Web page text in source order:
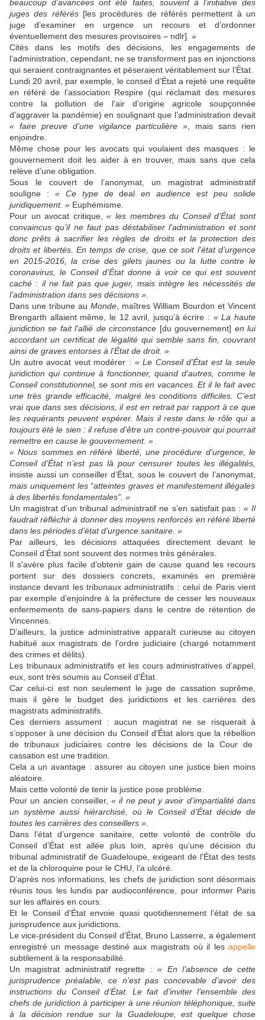
beaucoup d’avancées ont été faites, souvent à l’initiative des
juges des référés [les procédures de référés permettent à un
juge d’examiner en urgence un recours et d’ordonner
éventuellement des mesures provisoires – ndlr] . »
Cités dans les motifs des décisions, les engagements de
l’administration, cependant, ne se transforment pas en injonctions
qui seraient contraignantes et pèseraient véritablement sur l’État.
L undi 20 avril, par exemple, le conseil d’État a rejeté une requête
en référé de l’association Respire (qui réclamait des mesures
contre la pollution de l’air d’origine agricole soupçonnée
d’aggraver la pandémie) en soulignant que l’administration devait
« faire preuve d’une vigilance particulière » , mais sans rien
enjoindre.
Même chose pour les avocats qui voulaient des masques : le
gouvernement doit les aider à en trouver, mais sans que cela
relève d’une obligation.
Sous le couvert de l’anonymat, un magistrat administratif
souligne : « Ce type dedeal en audience est peu solide
juridiquement. » Euphémisme.
Pour unavocat critique,«les membres du Conseil d’Étatsont
convaincus qu’il ne faut pas déstabiliser l’administration et sont
donc prêts à sacrifier les règles de droits et la protection des
droits et libertés.Entemps decrise, que ce soit l’état d’urgence
en 2015-2016, la crise des gilets jaunes ou la lutte contre le
coronavirus, le Conseil d’État donne à voir ce qui est souvent
caché : il nefait pas que juger, mais intègre les nécessitésde
l’administration dans ses décisions ».
Dans une tribune au Monde maîtres William Bourdon et Vincent
Brengarth allaient même, le 12 avril, jusqu’à écrire : « La haute
juridiction se fait l’allié de circonstance [du gouvernement] en lui
accordant un certificat de légalité qui semble sans fin, couvrant
ainsi de graves entorses à l’État de droit. »
Un autre avocat veut modérer : « Le Conseil d’État est la seule
juridiction qui continue à fonctionner, quand d’autres, comme le
Conseil constitutionnel, se sont mis en vacances. Et il le fait avec
une très grande efficacité, malgré les conditions difficiles. C’est
vrai que dans ses décisions, il est en retrait par rapport à ce que
les requérants peuvent espérer. Mais il reste dans le rôle qui a
toujours été le sien : il refuse d’être un contre-pouvoir qui pourrait
remettre en cause le gouvernement. »
« Nous sommes en référé liberté,uneprocédure d’urgence,le
Conseil d’Étatn’est pas là pour censurer toutes les illégalités,
insiste aussi un conseiller d’État, sous le couvert de l’anonymat,
mais uniquement les “atteintes graves et manifestement illégales
à des libertés fondamentales”. »
Un magistratd’un tribunal administratif ne s’en satisfait pas : «Il
faudrait réfléchir à donner des moyens renforcés en référé liberté
dans les périodes d’état d’urgence sanitaire. »
Par ailleurs, les décisions attaquées directement devant le
Conseil d’État sont souvent des normes très générales.
Il s’avère plus facile d’obtenir gain de cause quand les recours
portent sur des dossiers concrets, examinés en première
instance devant les tribunaux administratifs : celui de Paris vient
par exemple d’enjoindre à la préfecture de cesser les nouveaux
enfermements de sans-papiers dans le centre de rétention de
Vincennes.
D’ailleurs, la justice administrative apparaît curieuseau citoyen
habitué aux magistrats de l’ordrejudiciaire (chargé notamment
des crimes et délits)
Les tribunaux administratifset les cours administratives d’appel
eux, sont très soumis au Conseil d’État.
Car celui-ci est non seulement le juge de cassation suprême,
mais ilgère le budget des juridictions et les carrières des
magistrats administratifs.
Ces derniersassument :aucun magistrat ne se risquerait à
s’opposer à une décision du Conseil d’État alors que la rébellion
de tribunaux judiciaires contre les décisions de la Cour de
cassation est une tradition
Cela a un avantage : assurer au citoyen une justice bien moins
aléatoire.
Mais cette volonté de tenir la justice pose problème.
Pour un ancien conseiller,« il ne peut y avoir d’impartialité dans
un système aussi hiérarchisé, où le Conseil d’Étatdécide de
toutes les carrières des conseillers ».
Dans l’état d’urgence sanitaire, cette volonté de contrôle du
Conseil d’État est allée plus loin
après qu’une décision du
tribunal administratif de Guadeloupe, exigeant de l’État des tests
et de la chloroquine pour le CHU, l’a ulcéré.
D’après nos informations, les chefs de juridiction sont désormais
réunis tous les lundispar audioconférence, pour informer Paris
sur les affaires en cours.
Et le Conseil d’Étatenvoie quasi quotidiennement l’état de sa
jurisprudence aux juridictions
Le vice-président du Conseil d’État, Bruno Lasserre, a également
enregistré un message destiné aux magistrats où il les appelle
subtilement à la responsabilité.
Un magistrat administratif regrette :« En l’absence de cette
jurisprudence préalable, ce n’est pas concevable d’avoir des
instructions du Conseil d’État. Le fait d’inviter l’ensemble des
chefs de juridiction à participer à une réuniontéléphonique, suite
à la décisionrendue sur la Guadeloupe, est quelque chose